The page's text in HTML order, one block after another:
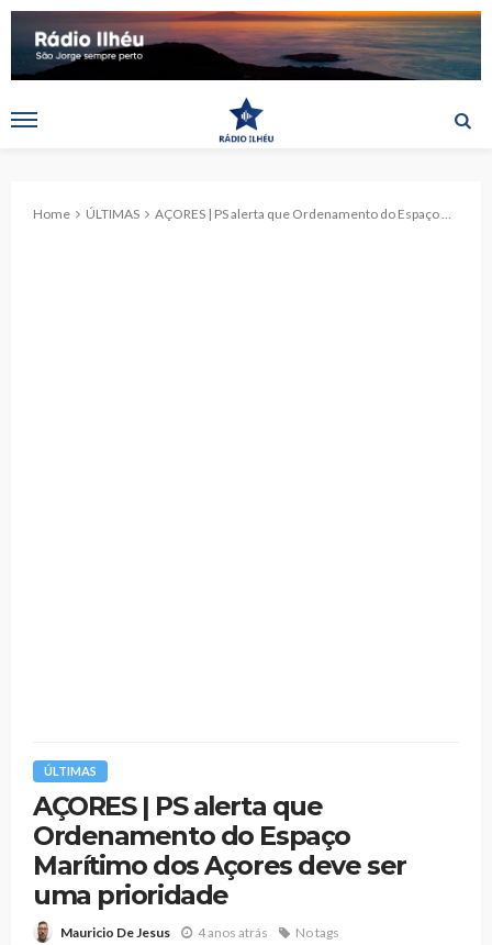
Home ÚLTIMAS AÇORES | PS alerta que Ordenamento do Espaço Marítimo dos Açores deve ser uma prioridade
ÚLTIMAS
AÇORES | PS alerta que
Ordenamento do Espaço
Marítimo dos Açores deve ser
uma prioridade
Mauricio De Jesus 4 anos atrás No tags